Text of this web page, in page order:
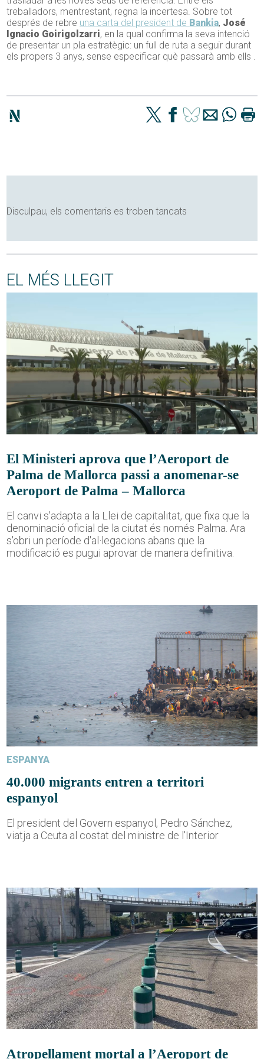
treballadors, mentrestant, regna la incertesa. Sobre tot
després de rebre una carta del president de Bankia, José
Ignacio Goirigolzarri, en la qual confirma la seva intenció
de presentar un pla estratègic: un full de ruta a seguir durant
els propers 3 anys, sense especificar què passarà amb ells .
Disculpau, els comentaris es troben tancats
EL MÉS LLEGIT
El Ministeri aprova que l’Aeroport de
Palma de Mallorca passi a anomenar-se
Aeroport de Palma – Mallorca
El canvi s'adapta a la Llei de capitalitat, que fixa que la
denominació oficial de la ciutat és només Palma. Ara
s'obri un període d'al·legacions abans que la
modificació es pugui aprovar de manera definitiva.
ESPANYA
40.000 migrants entren a territori
espanyol
El president del Govern espanyol, Pedro Sánchez,
viatja a Ceuta al costat del ministre de l'Interior
Atropellament mortal a l’Aeroport de